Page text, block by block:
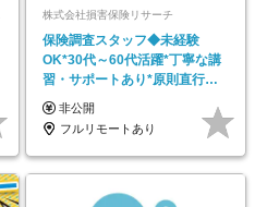
株式会社損害保険リサーチ
保険調査スタッフ◆未経験
OK*30代～60代活躍*丁寧な講
習・サポートあり*原則直行直
帰／全国募集・業務委託
非公開
フルリモートあり